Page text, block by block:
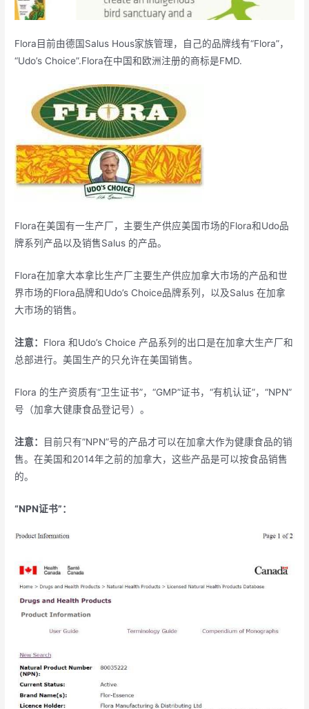
Flora目前由德国Salus Hous家族管理，自己的品牌线有“Flora”，
“Udo’s Choice”.Flora在中国和欧洲注册的商标是FMD.
Flora在美国有一生产厂，主要生产供应美国市场的Flora和Udo品
牌系列产品以及销售Salus 的产品。
Flora在加拿大本拿比生产厂主要生产供应加拿大市场的产品和世
界市场的Flora品牌和Udo’s Choice品牌系列，以及Salus 在加拿
大市场的销售。
注意： Flora 和Udo’s Choice 产品系列的出口是在加拿大生产厂和
总部进行。美国生产的只允许在美国销售。
Flora 的生产资质有“卫生证书”，“GMP”证书，“有机认证”，“NPN”
号（加拿大健康食品登记号）。
注意：
目前只有”NPN”号的产品才可以在加拿大作为健康食品的销
售。在美国和2014年之前的加拿大，这些产品是可以按食品销售
的。
“NPN证书”：